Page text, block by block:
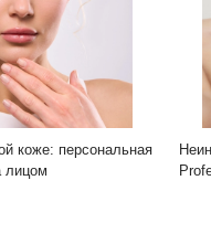
коже: персональная
лицом